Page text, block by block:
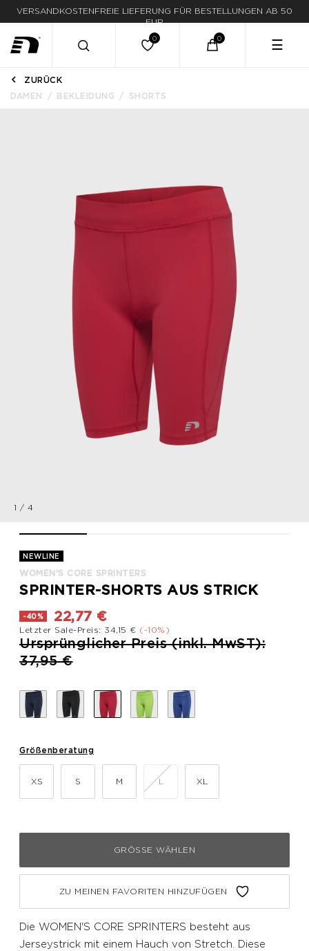
VERSANDKOSTENFREIE LIEFERUNG FÜR BESTELLUNGEN AB 50
EUR
☰
ZURÜCK
DAMEN
BEKLEIDUNG SHORTS
1 / 4
NEWLINE
WOMEN'S CORE SPRINTERS
SPRINTER-SHORTS AUS STRICK
-40% 22,77 €
Letzter Sale-Preis: 34,15 € (-10%)
Preis reduziert von
Ursprünglicher Preis (inkl. MwST):
37,95 €bis
Größenberatung
XS S M L XL
GRÖSSE WÄHLEN
ZU MEINEN FAVORITEN HINZUFÜGEN
Die WOMEN'S CORE SPRINTERS besteht aus
Jerseystrick mit einem Hauch von Stretch. Diese